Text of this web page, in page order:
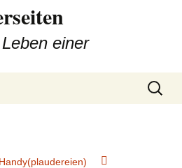
einer
Suchen
nach:
Handy(plaudereien)